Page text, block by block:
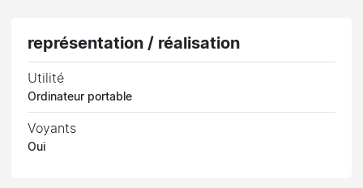
représentation / réalisation
Utilité
Ordinateur portable
Voyants
Oui